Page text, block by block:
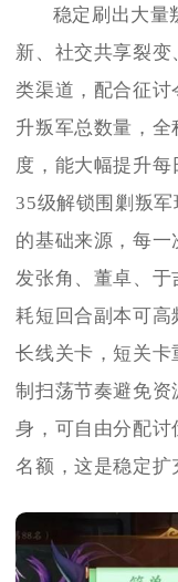
稳定刷出大量
新、社交共享裂变
类渠道，配合征讨
升叛军总数量，
度，能大幅提升每
35级解锁围剿叛
的基础来源，每
发张角、董卓、于
耗短回合副本可高
长线关卡，短关卡
制扫荡节奏避免资
身，可自由分配
名额，这是稳定扩